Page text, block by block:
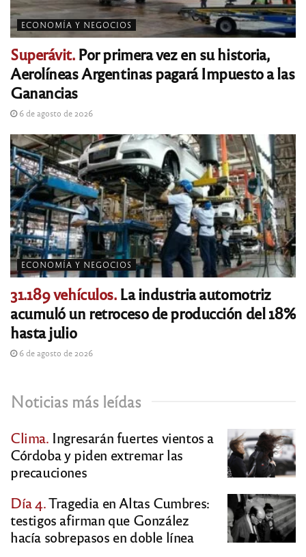
ECONOMÍA Y NEGOCIOS
Superávit.Por primera vez en su historia,
Aerolíneas Argentinas pagará Impuesto a las
Ganancias
6 de agosto de 2026
ECONOMÍA Y NEGOCIOS
31.189 vehículos.La industria automotriz
acumuló un retroceso de producción del 18%
hasta julio
6 de agosto de 2026
Noticias más leídas
Clima. Ingresarán fuertes vientos a
Córdoba y piden extremar las
precauciones
Día 4.Tragedia en Altas Cumbres:
testigos afirman que González
hacía sobrepasos en doble línea